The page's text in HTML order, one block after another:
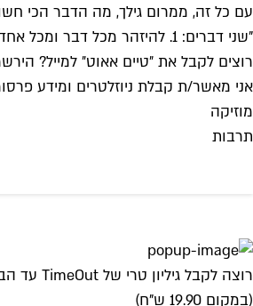
עם כל זה, ממרום גילך, מה הדבר הכי
"שני דברים: 1. להיזהר מכל דבר ומכל אחד. 2. איך אומרים בערבית? 'תחייך לעולם והעולם יחייך אליך בחזרה!'. אם אתה מקרין טוב, תקבל טוב".
רוצים לקבל את ״טיים אאוט״ למייל?
אני מאשר/ת קבלת ניוזלטרים ומידע
מוזיקה
תרבות
רוצה לקבל גיליון טרי של TimeOut עד הבית ב-9.90 ש"ח בלבד?
(במקום 19.90 ש"ח)